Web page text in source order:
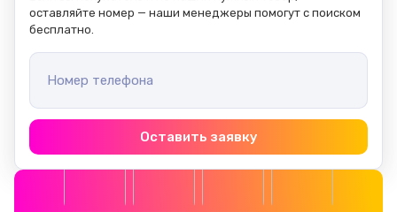
оставляйте номер — наши менеджеры помогут с поиском
бесплатно.
Номер телефона
Оставить заявку